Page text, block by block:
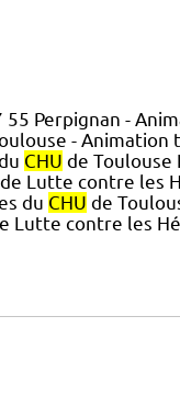
Perpignan -
- Animation
CHU de Toulouse
de Lutte contre les
du CHU de
Lutte contre les